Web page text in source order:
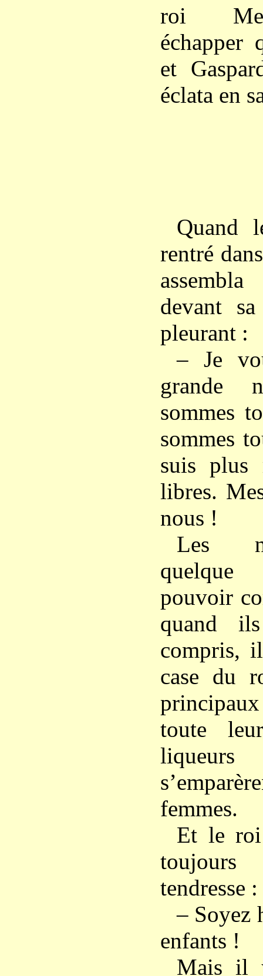
roi
échapper
et
éclata en
Quand
rentré
devant
pleurant :
– Je
grande
sommes
sommes
suis plus
libres.
nous !
Les
pouvoir
quand
compris,
case du
toute
femmes.
Et le roi
tendresse :
– Soyez
enfants !
Mais il